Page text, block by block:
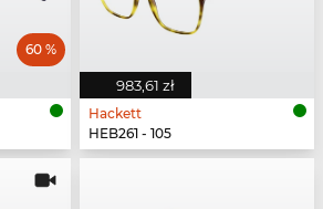
60 %
983,61 zł
Hackett
HEB261 - 105